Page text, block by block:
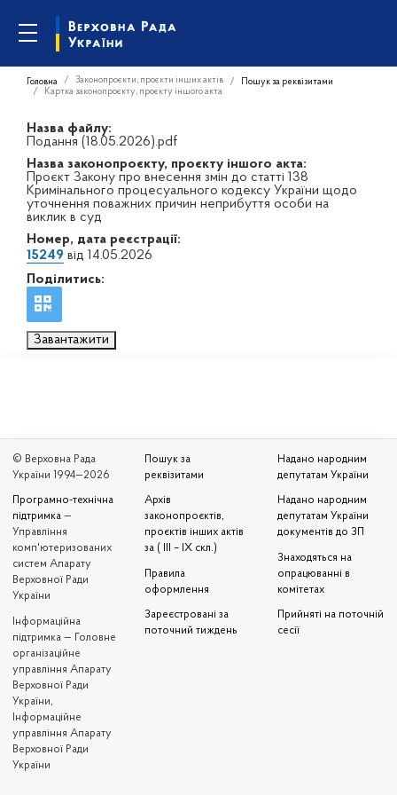
Головна Законопроєкти, проєкти інших актів
Пошук за реквізитами
Картка законопроєкту, проєкту іншого акта
Назва файлу:
Подання (18.05.2026).pdf
Назва законопроєкту, проєкту іншого акта:
Проєкт Закону про внесення змін до статті 138
Кримінального процесуального кодексу України щодо
уточнення поважних причин неприбуття особи на
виклик в суд
Номер, дата реєстрації:
15249 від 14.05.2026
Поділитись:
Завантажити
© Верховна Рада
України 1994—2026
Програмно-технічна
підтримка —
Управління
комп'ютеризованих
систем Апарату
Верховної Ради
України
Iнформаційна
підтримка — Головне
організаційне
управління Апарату
Верховної Ради
України,
Інформаційне
управління Апарату
Верховної Ради
України
Пошук за
реквізитами
Архів
законопроєктів,
проєктів інших актів
за ( III – IX скл.)
Правила
оформлення
Зареєстровані за
поточний тиждень
Надано народним
депутатам України
Надано народним
депутатам України
документів до ЗП
Знаходяться на
опрацюванні в
комітетах
Прийняті на поточній
сесії